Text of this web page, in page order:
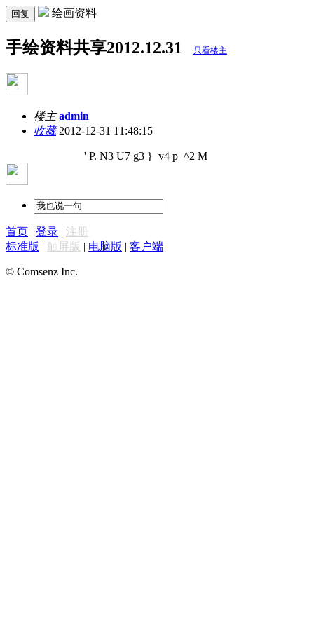
回复 绘画资料
手绘资料共享2012.12.31 只看楼主
楼主 admin
收藏2012-12-31 11:48:15
' P. N3 U7 g3 } v4 p ^2 M
首页 | 登录 | 注册
标准版 | 触屏版 | 电脑版 | 客户端
© Comsenz Inc.